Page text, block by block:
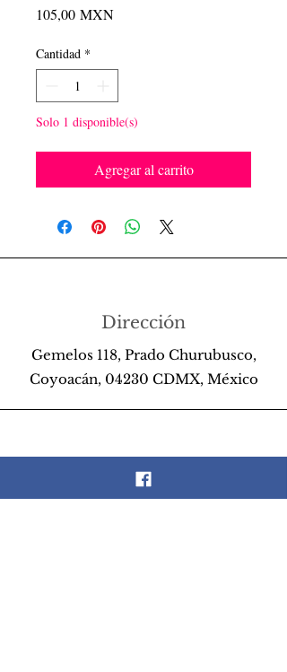
105,00 MXNPrecio
Cantidad *
Solo 1 disponible(s)
Agregar al carrito
Dirección
Gemelos 118, Prado Churubusco,
Coyoacán, 04230 CDMX, México
Teléfono
55 26 89 13 14